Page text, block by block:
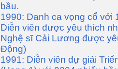
bầu.
1990: Danh ca vọng cổ với
Diễn viên được yêu thích
Nghệ sĩ Cải Lương được
Động)
1991: Diễn viên dự giải